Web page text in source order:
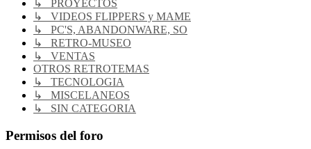
↳ PROYECTOS
↳ VIDEOS FLIPPERS y MAME
↳ PC'S, ABANDONWARE, SO
↳ RETRO-MUSEO
↳ VENTAS
OTROS RETROTEMAS
↳ TECNOLOGIA
↳ MISCELANEOS
↳ SIN CATEGORIA
Permisos del foro